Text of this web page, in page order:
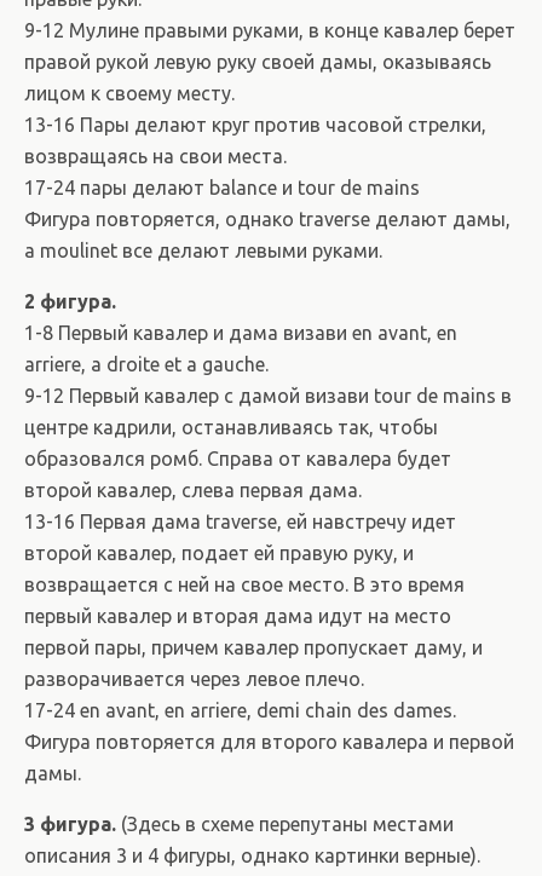
9-12 Мулине правыми руками, в конце кавалер берет
правой рукой левую руку своей дамы, оказываясь
лицом к своему месту.
13-16 Пары делают круг против часовой стрелки,
возвращаясь на свои места.
17-24 пары делают balance и tour de mains
Фигура повторяется, однако traverse делают дамы,
а moulinet все делают левыми руками.
2 фигура.
1-8 Первый кавалер и дама визави en avant, en
arriere, a droite et a gauche.
9-12 Первый кавалер с дамой визави tour de mains в
центре кадрили, останавливаясь так, чтобы
образовался ромб. Справа от кавалера будет
второй кавалер, слева первая дама.
13-16 Первая дама traverse, ей навстречу идет
второй кавалер, подает ей правую руку, и
возвращается с ней на свое место. В это время
первый кавалер и вторая дама идут на место
первой пары, причем кавалер пропускает даму, и
разворачивается через левое плечо.
17-24 en avant, en arriere, demi chain des dames.
Фигура повторяется для второго кавалера и первой
дамы.
3 фигура. (Здесь в схеме перепутаны местами
описания 3 и 4 фигуры, однако картинки верные).